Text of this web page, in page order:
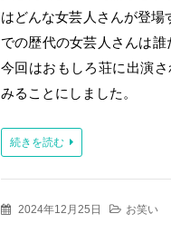
はどんな女芸人さんが登場
での歴代の女芸人さんは
今回はおもしろ荘に出演
みることにしました。
続きを読む
2024年12月25日 お笑い